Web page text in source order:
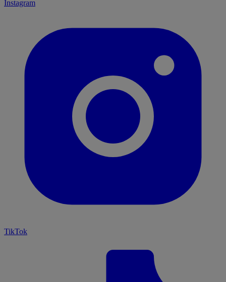
Instagram
TikTok